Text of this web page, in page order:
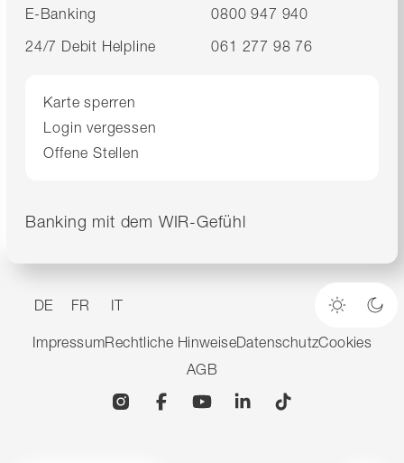
E-Banking
0800 947 940
24/7 Debit Helpline
061 277 98 76
Karte sperren
Login vergessen
Offene Stellen
Banking mit dem WIR-Gefühl
DE FR IT
Heller
ImpressumRechtliche HinweiseDatenschutzCookies
AGB
InstagramFacebookYouTubeLinkedin